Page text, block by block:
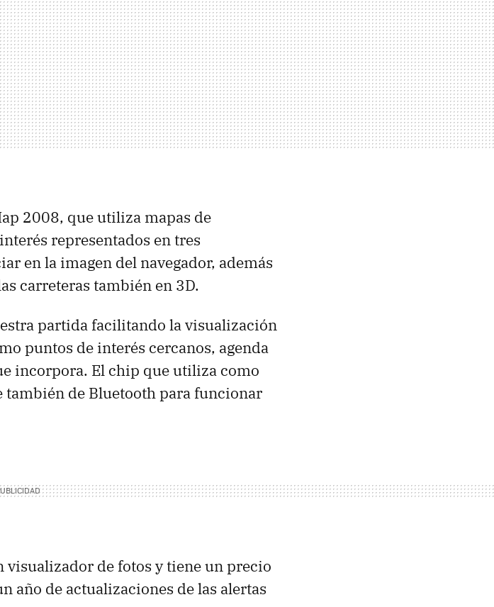
2008, que utiliza mapas de
representados en tres
en la imagen del navegador, además
carreteras también en 3D.
partida facilitando la visualización
puntos de interés cercanos, agenda
incorpora. El chip que utiliza como
también de Bluetooth para funcionar
de fotos y tiene un precio
año de actualizaciones de las alertas